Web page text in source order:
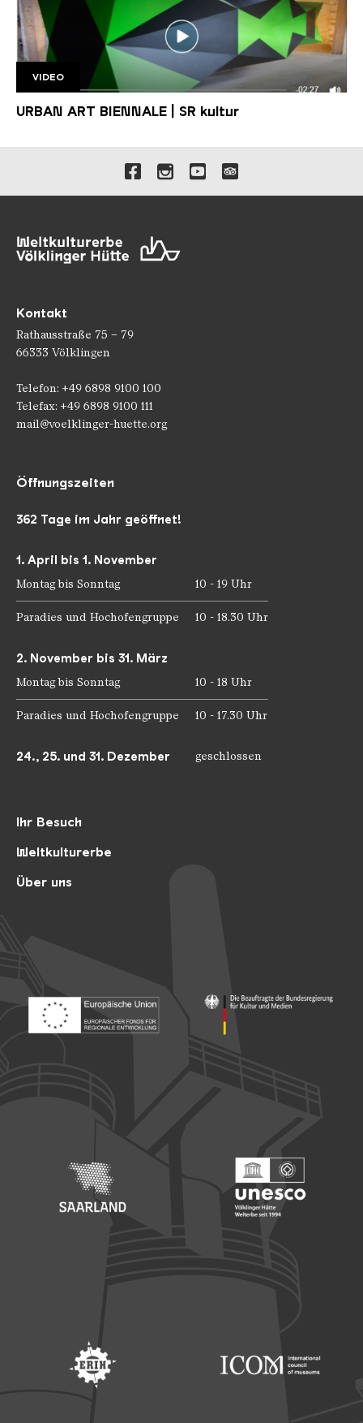
SR Kultur Urban Art Biennale
VIDEO
URBAN ART BIENNALE | SR kultur
Verlinkungen zu unseren
Kontakt
Rathausstraße 75 – 79
66333 Völklingen
Telefon: +49 6898 9100 100
Telefax: +49 6898 9100 111
mail@voelklinger-huette.org
Ihr Besuch
Weltkulturerbe
Über uns
Öffnungszeiten
362 Tage im Jahr geöffnet!
1. April bis 1. November
Montag bis Sonntag 10 - 19 Uhr
Paradies und Hochofengruppe 10 - 18.30 Uhr
2. November bis 31. März
Montag bis Sonntag 10 - 18 Uhr
Paradies und Hochofengruppe 10 - 17.30 Uhr
24., 25. und 31. Dezember geschlossen